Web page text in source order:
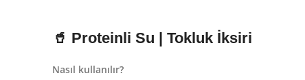
🥤 Proteinli Su | Tokluk İksiri
Nasıl kullanılır?